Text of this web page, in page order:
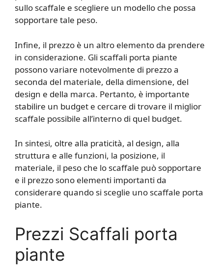
sullo scaffale e scegliere un modello che possa
sopportare tale peso.
Infine, il prezzo è un altro elemento da prendere
in considerazione. Gli scaffali porta piante
possono variare notevolmente di prezzo a
seconda del materiale, della dimensione, del
design e della marca. Pertanto, è importante
stabilire un budget e cercare di trovare il miglior
scaffale possibile all’interno di quel budget.
In sintesi, oltre alla praticità, al design, alla
struttura e alle funzioni, la posizione, il
materiale, il peso che lo scaffale può sopportare
e il prezzo sono elementi importanti da
considerare quando si sceglie uno scaffale porta
piante.
Prezzi Scaffali porta
piante